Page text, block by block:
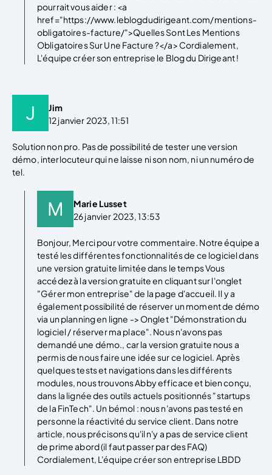
pourrait vous aider : <a
href="https://www.leblogdudirigeant.com/mentions-
obligatoires-facture/">Quelles Sont Les Mentions
Obligatoires Sur Une Facture ?</a> Cordialement,
L'équipe créer son entreprise le Blog du Dirigeant !
Jim
12 janvier 2023, 11:51
Solution non pro. Pas de possibilité de tester une version
démo, interlocuteur qui ne laisse ni son nom, ni un numéro de
tel.
Marie Lusset
26 janvier 2023, 13:53
Bonjour, Merci pour votre commentaire. Notre équipe a
testé les différentes fonctionnalités de ce logiciel dans
une version gratuite limitée dans le temps Vous
accédez à la version gratuite en cliquant sur l'onglet
"Gérer mon entreprise" de la page d'accueil. Il y a
également possibilité de réserver un moment de démo
via un planning en ligne -> Onglet "Démonstration du
logiciel / réserver ma place". Nous n'avons pas
demandé une démo., car la version gratuite nous a
permis de nous faire une idée sur ce logiciel. Après
quelques tests et navigations dans les différents
modules, nous trouvons Abby efficace et bien conçu,
dans la lignée des outils actuels positionnés "startups
de la FinTech". Un bémol : nous n'avons pas testé en
personne la réactivité du service client. Dans notre
article, nous précisons qu'il n'y a pas de service client
de prime abord (il faut passer par des FAQ)
Cordialement, L'équipe créer son entreprise LBDD